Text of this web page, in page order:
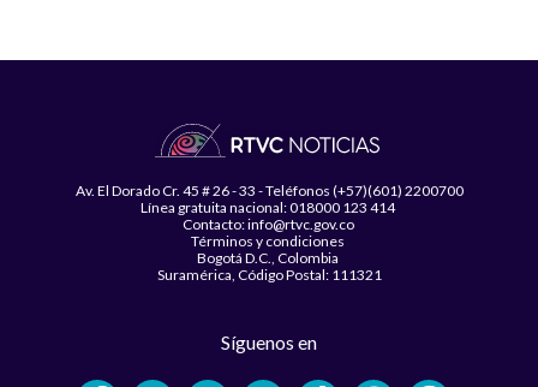
Av. El Dorado Cr. 45 # 26 - 33 - Teléfonos (+57)(601) 2200700
Línea gratuita nacional: 018000 123 414
Contacto: info@rtvc.gov.co
Términos y condiciones
Bogotá D.C., Colombia
Suramérica, Código Postal: 111321
Síguenos en